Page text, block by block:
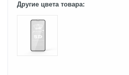
Другие цвета товара: